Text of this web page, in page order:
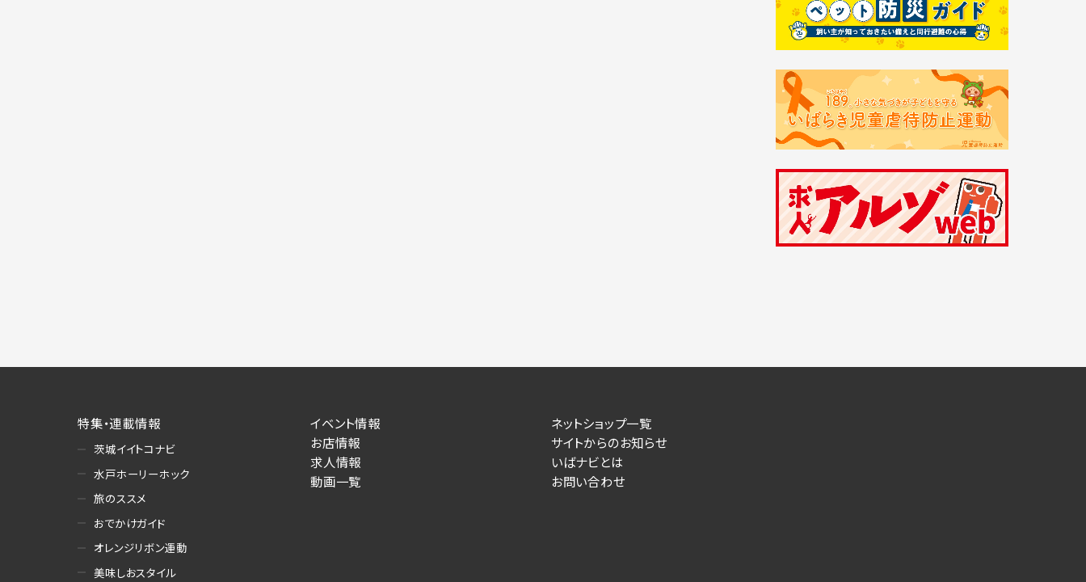
特集・連載情報
茨城イイトコナビ
水戸ホーリーホック
旅のススメ
おでかけガイド
オレンジリボン運動
美味しおスタイル
イベント情報
お店情報
求人情報
動画一覧
ネットショップ一覧
サイトからのお知らせ
いばナビとは
お問い合わせ